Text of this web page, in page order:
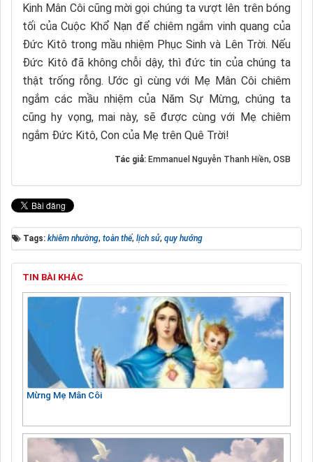
Kinh Mân Côi cũng mời gọi chúng ta vượt lên trên bóng
tối của Cuộc Khổ Nạn để chiêm ngắm vinh quang của
Đức Kitô trong mầu nhiệm Phục Sinh và Lên Trời. Nếu
Đức Kitô đã không chỗi dậy, thì đức tin của chúng ta
thật trống rỗng. Ước gì cùng với Mẹ Mân Côi chiêm
ngắm các mầu nhiệm của Năm Sự Mừng, chúng ta
cũng hy vọng, mai này, sẽ được cùng với Mẹ chiêm
ngắm Đức Kitô, Con của Mẹ trên Quê Trời!
Tác giả: Emmanuel Nguyễn Thanh Hiền, OSB
Tags: khiêm nhường, toàn thể, lịch sử, quy hướng
TIN BÀI KHÁC
Mừng Mẹ Mân Côi